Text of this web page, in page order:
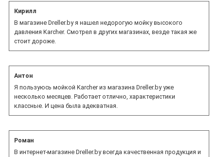
Кирилл
В магазине Dreller.by я нашел недорогую мойку высокого
давления Karcher. Смотрел в других магазинах, везде такая же
стоит дороже.
Антон
Я пользуюсь мойкой Karcher из магазина Dreller.by уже
несколько месяцев. Работает отлично, характеристики
классные. И цена была адекватная.
Роман
В интернет-магазине Dreller.by всегда качественная продукция и